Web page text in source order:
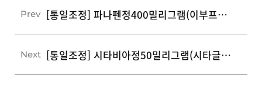
Prev [통일조정] 파나펜정400밀리그램(이부프로펜)
Next [통일조정] 시타비아정50밀리그램(시타글립틴인산염)